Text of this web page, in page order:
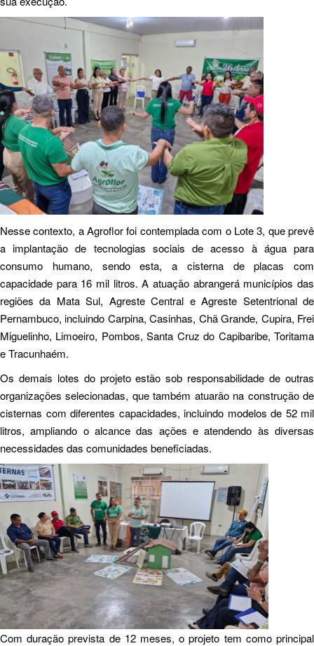
Nesse contexto, a Agroflor foi contemplada com o Lote 3, que prevê
a implantação de tecnologias sociais de acesso à água para
consumo humano, sendo esta, a cisterna de placas com
capacidade para 16 mil litros. A atuação abrangerá municípios das
regiões da Mata Sul, Agreste Central e Agreste Setentrional de
Pernambuco, incluindo Carpina, Casinhas, Chã Grande, Cupira, Frei
Miguelinho, Limoeiro, Pombos, Santa Cruz do Capibaribe, Toritama
e Tracunhaém.
Os demais lotes do projeto estão sob responsabilidade de outras
organizações selecionadas, que também atuarão na construção de
cisternas com diferentes capacidades, incluindo modelos de 52 mil
litros, ampliando o alcance das ações e atendendo às diversas
necessidades das comunidades beneficiadas.
Com duração prevista de 12 meses, o projeto tem como principal